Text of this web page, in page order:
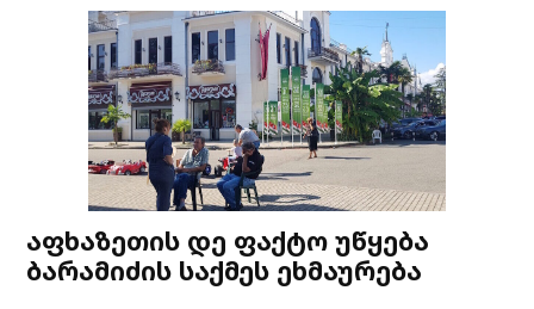
აფხაზეთის დე ფაქტო უწყება
ბარამიძის საქმეს ეხმაურება